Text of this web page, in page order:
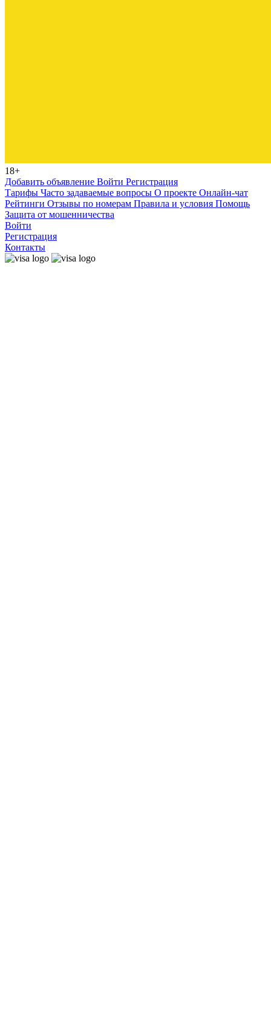
18+
Добавить объявление Войти Регистрация
Тарифы Часто задаваемые вопросы О проекте Онлайн-чат
Рейтинги Отзывы по номерам Правила и условия Помощь
Защита от мошенничества
Войти
Регистрация
Контакты